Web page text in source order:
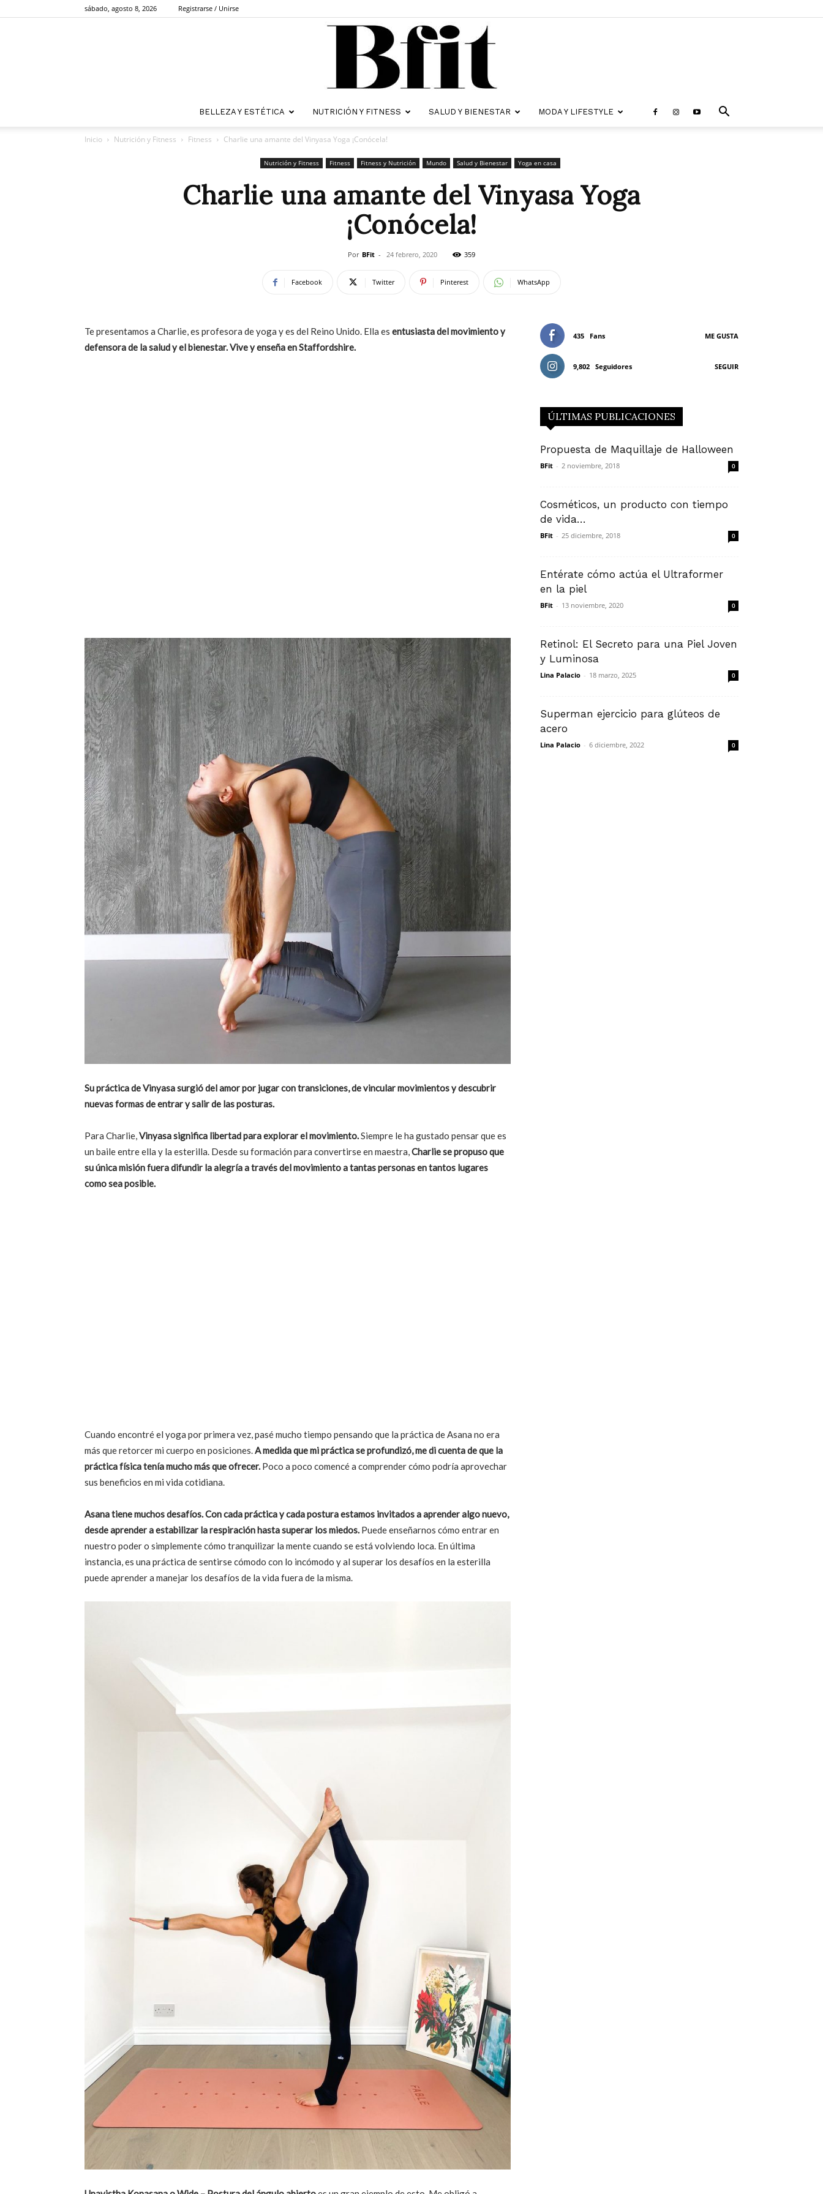
sábado, agosto 8, 2026 Registrarse / Unirse
Bfit
BELLEZA Y ESTÉTICA NUTRICIÓN Y FITNESS SALUD Y BIENESTAR MODA Y LIFESTYLE
Inicio Nutrición y Fitness Fitness Charlie una amante del Vinyasa Yoga ¡Conócela!
Nutrición y Fitness Fitness Fitness y Nutrición Mundo Salud y Bienestar Yoga en casa
Charlie una amante del Vinyasa Yoga
¡Conócela!
Por BFit - 24 febrero, 2020 359
Facebook Twitter Pinterest WhatsApp
Te presentamos a Charlie, es profesora de yoga y es del Reino Unido. Ella es entusiasta del movimiento y
defensora de la salud y el bienestar. Vive y enseña en Staffordshire.
Su práctica de Vinyasa surgió del amor por jugar con transiciones, de vincular movimientos y descubrir
nuevas formas de entrar y salir de las posturas.
Para Charlie,Vinyasa significa libertad para explorar el movimiento.Siempre le ha gustado pensar que es
un baile entre ella y la esterilla. Desde su formación para convertirse en maestra,Charlie se propuso que
su única misión fuera difundir la alegría a través del movimiento a tantas personas en tantos lugares
como sea posible.
Cuando encontré el yoga por primera vez, pasé mucho tiempo pensando que la práctica de Asana no era
más que retorcer mi cuerpo en posiciones.A medida que mi práctica se profundizó, me di cuenta de que la
práctica física tenía mucho más que ofrecer. Poco a poco comencé a comprender cómo podría aprovechar
sus beneficios en mi vida cotidiana.
Asana tiene muchos desafíos. Con cada práctica y cada postura estamos invitados a aprender algo nuevo,
desde aprender a estabilizar la respiración hasta superar los miedos. Puede enseñarnos cómo entrar en
nuestro poder o simplemente cómo tranquilizar la mente cuando se está volviendo loca. En última
instancia, es una práctica de sentirse cómodo con lo incómodo y al superar los desafíos en la esterilla
puede aprender a manejar los desafíos de la vida fuera de la misma.
435 Fans ME GUSTA
9,802 Seguidores SEGUIR
ÚLTIMAS PUBLICACIONES
Propuesta de Maquillaje de Halloween
BFit - 2 noviembre, 2018 0
Cosméticos, un producto con tiempo
de vida…
BFit - 25 diciembre, 2018 0
Entérate cómo actúa el Ultraformer
en la piel
BFit - 13 noviembre, 2020 0
Retinol: El Secreto para una Piel Joven
y Luminosa
Lina Palacio - 18 marzo, 2025 0
Superman ejercicio para glúteos de
acero
Lina Palacio - 6 diciembre, 2022 0